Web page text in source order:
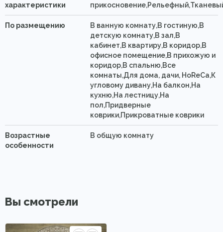
характеристики
По размещению
В ванную комнату,В гостиную,В
детскую комнату,В зал,В
кабинет,В квартиру,В коридор,В
офисное помещение,В прихожую и
коридор,В спальню,Все
комнаты,Для дома, дачи, HoReCa,К
угловому дивану,На балкон,На
кухню,На лестницу,На
пол,Придверные
коврики,Прикроватные коврики
Возрастные
особенности
В общую комнату
Вы смотрели